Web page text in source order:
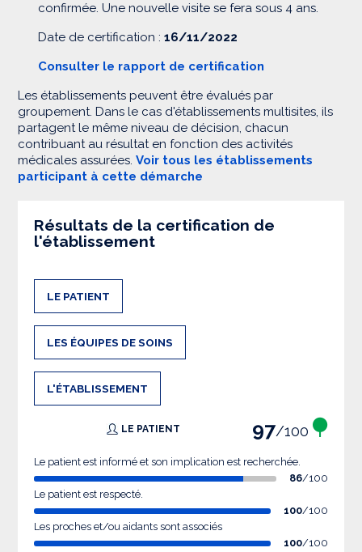
confirmée. Une nouvelle visite se fera sous 4 ans.
Date de certification : 16/11/2022
Consulter le rapport de certification
Les établissements peuvent être évalués par
groupement. Dans le cas d'établissements multisites, ils
partagent le même niveau de décision, chacun
contribuant au résultat en fonction des activités
médicales assurées. Voir tous les établissements
participant à cette démarche
Résultats de la certification de
l'établissement
LE PATIENT
LES ÉQUIPES DE SOINS
L'ÉTABLISSEMENT
LE PATIENT 97/100
Le patient est informé et son implication est recherchée.
86/100
Le patient est respecté.
100/100
Les proches et/ou aidants sont associés
100/100